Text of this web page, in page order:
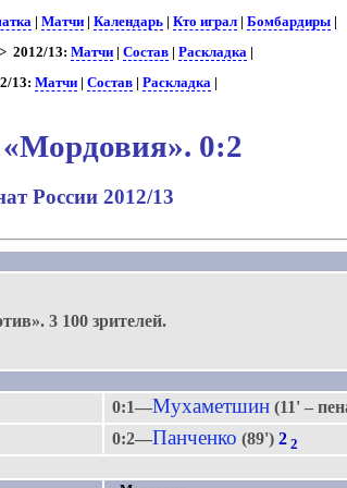
|Матчи |Календарь |Кто играл |Бомбардиры
2012/13:Матчи |Состав |Раскладка |
13:Матчи |Состав |Раскладка |
«Мордовия». 0:2
России 2012/13
3 100 зрителей.
0:1—Мухаметшин (11' –
0:2—Панченко (89')2 2